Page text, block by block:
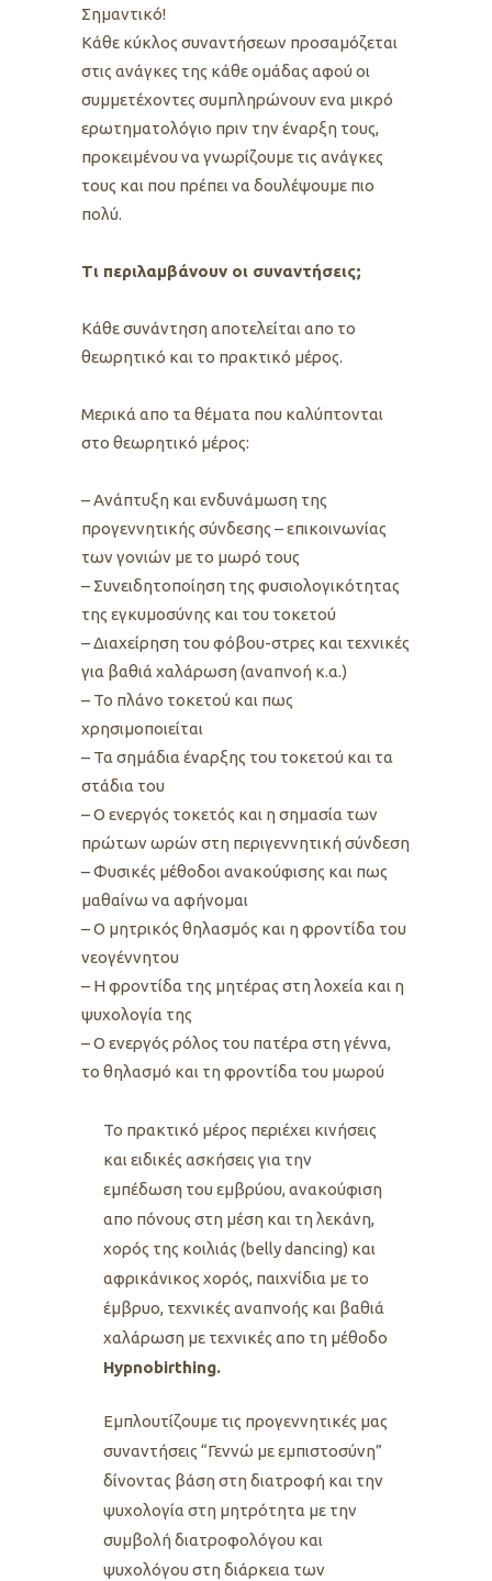
Σημαντικό!
Κάθε κύκλος συναντήσεων προσαμόζεται
στις ανάγκες της κάθε ομάδας αφού οι
συμμετέχοντες συμπληρώνουν ενα μικρό
ερωτηματολόγιο πριν την έναρξη τους,
προκειμένου να γνωρίζουμε τις ανάγκες
τους και που πρέπει να δουλέψουμε πιο
πολύ.
Τι περιλαμβάνουν οι συναντήσεις;
Κάθε συνάντηση αποτελείται απο το
θεωρητικό και το πρακτικό μέρος.
Μερικά απο τα θέματα που καλύπτονται
στο θεωρητικό μέρος:
– Ανάπτυξη και ενδυνάμωση της
προγεννητικής σύνδεσης – επικοινωνίας
των γονιών με το μωρό τους
– Συνειδητοποίηση της φυσιολογικότητας
της εγκυμοσύνης και του τοκετού
– Διαχείρηση του φόβου-στρες και τεχνικές
για βαθιά χαλάρωση (αναπνοή κ.α.)
– Το πλάνο τοκετού και πως
χρησιμοποιείται
– Τα σημάδια έναρξης του τοκετού και τα
στάδια του
– Ο ενεργός τοκετός και η σημασία των
πρώτων ωρών στη περιγεννητική σύνδεση
– Φυσικές μέθοδοι ανακούφισης και πως
μαθαίνω να αφήνομαι
– Ο μητρικός θηλασμός και η φροντίδα του
νεογέννητου
– Η φροντίδα της μητέρας στη λοχεία και η
ψυχολογία της
– Ο ενεργός ρόλος του πατέρα στη γέννα,
το θηλασμό και τη φροντίδα του μωρού
Το πρακτικό μέρος περιέχει κινήσεις
και ειδικές ασκήσεις για την
εμπέδωση του εμβρύου, ανακούφιση
απο πόνους στη μέση και τη λεκάνη,
χορός της κοιλιάς (belly dancing) και
αφρικάνικος χορός, παιχνίδια με το
έμβρυο, τεχνικές αναπνοής και βαθιά
χαλάρωση με τεχνικές απο τη μέθοδο
Hypnobirthing.
Εμπλουτίζουμε τις προγεννητικές μας
συναντήσεις “Γεννώ με εμπιστοσύνη”
δίνοντας βάση στη διατροφή και την
ψυχολογία στη μητρότητα με την
συμβολή διατροφολόγου και
ψυχολόγου στη διάρκεια των